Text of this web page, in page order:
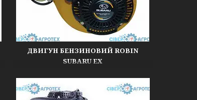
ДВИГУН БЕНЗИНОВИЙ ROBIN
SUBARU EX